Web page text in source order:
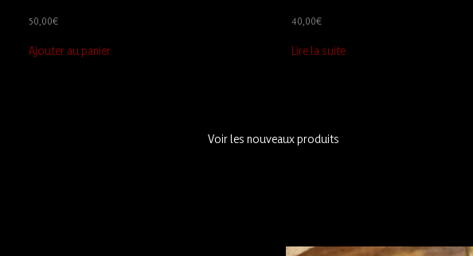
50,00€
Ajouter au panier
40,00€
Lire la suite
Voir les nouveaux produits